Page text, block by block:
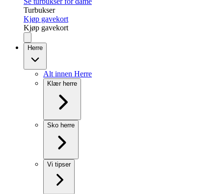
Turbukser
Kjøp gavekort
Kjøp gavekort
Herre
Alt innen Herre
Klær herre
Sko herre
Vi tipser